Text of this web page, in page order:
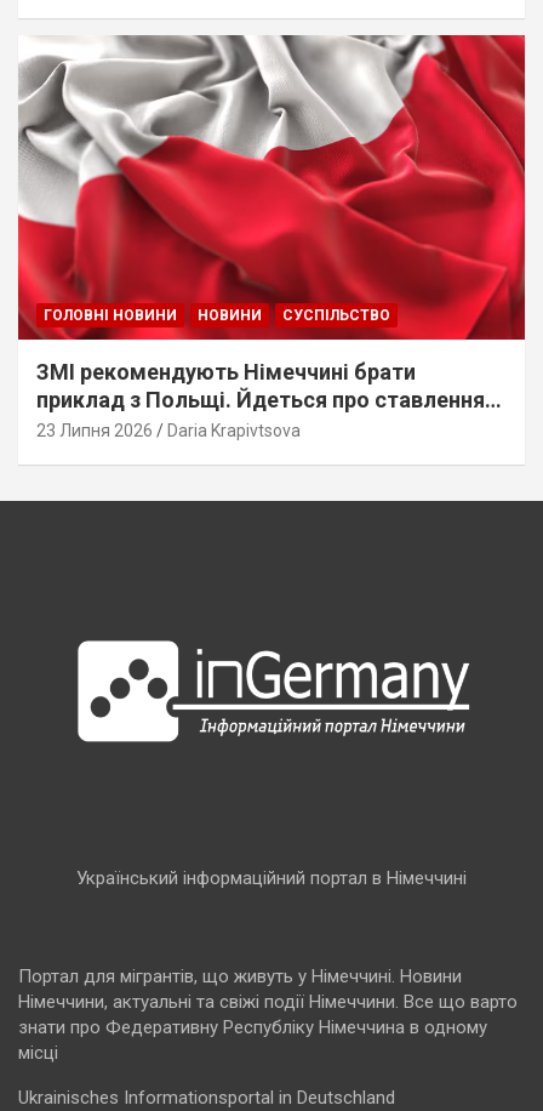
ГОЛОВНІ НОВИНИ НОВИНИ СУСПІЛЬСТВО
ЗМІ рекомендують Німеччині брати
приклад з Польщі. Йдеться про ставлення
до українців
23 Липня 2026 Daria Krapivtsova
Український інформаційний портал в Німеччині
Портал для мігрантів, що живуть у Німеччині. Новини
Німеччини, актуальні та свіжі події Німеччини. Все що варто
знати про Федеративну Республіку Німеччина в одному
місці
Ukrainisches Informationsportal in Deutschland